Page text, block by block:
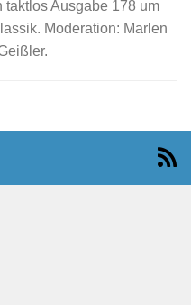
taktlos Ausgabe 178 um
Moderation: Marlen